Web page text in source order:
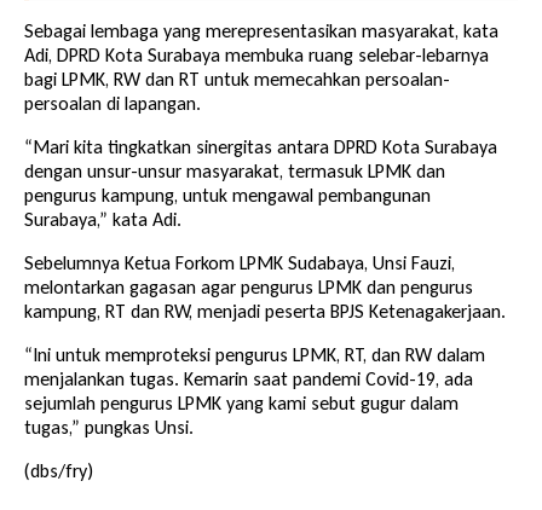
Sebagai lembaga yang merepresentasikan masyarakat, kata
Adi, DPRD Kota Surabaya membuka ruang selebar-lebarnya
bagi LPMK, RW dan RT untuk memecahkan persoalan-
persoalan di lapangan.
“Mari kita tingkatkan sinergitas antara DPRD Kota Surabaya
dengan unsur-unsur masyarakat, termasuk LPMK dan
pengurus kampung, untuk mengawal pembangunan
Surabaya,” kata Adi.
Sebelumnya Ketua Forkom LPMK Sudabaya, Unsi Fauzi,
melontarkan gagasan agar pengurus LPMK dan pengurus
kampung, RT dan RW, menjadi peserta BPJS Ketenagakerjaan.
“Ini untuk memproteksi pengurus LPMK, RT, dan RW dalam
menjalankan tugas. Kemarin saat pandemi Covid-19, ada
sejumlah pengurus LPMK yang kami sebut gugur dalam
tugas,” pungkas Unsi.
(dbs/fry)